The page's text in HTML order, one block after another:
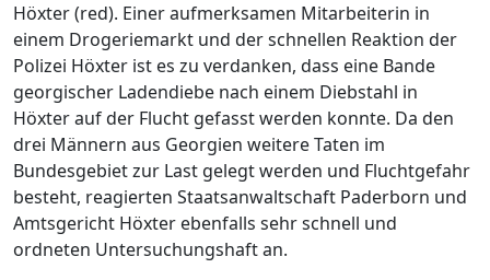
Höxter (red). Einer aufmerksamen Mitarbeiterin in
einem Drogeriemarkt und der schnellen Reaktion der
Polizei Höxter ist es zu verdanken, dass eine Bande
georgischer Ladendiebe nach einem Diebstahl in
Höxter auf der Flucht gefasst werden konnte. Da den
drei Männern aus Georgien weitere Taten im
Bundesgebiet zur Last gelegt werden und Fluchtgefahr
besteht, reagierten Staatsanwaltschaft Paderborn und
Amtsgericht Höxter ebenfalls sehr schnell und
ordneten Untersuchungshaft an.